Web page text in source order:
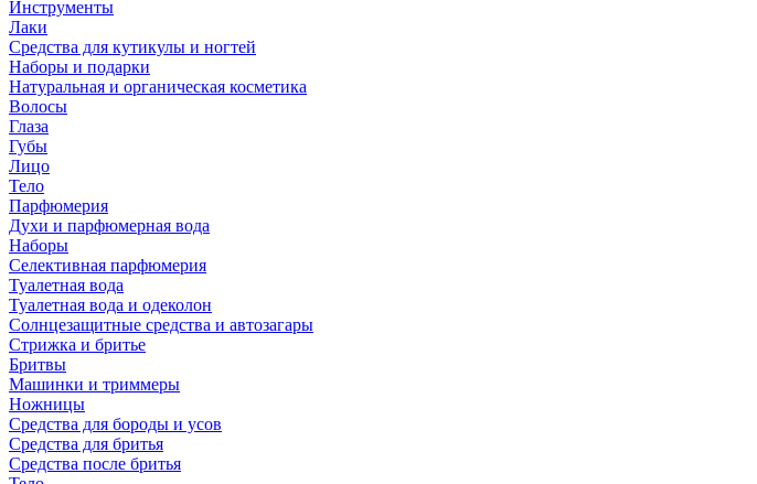
Инструменты
Лаки
Средства для кутикулы и ногтей
Наборы и подарки
Натуральная и органическая косметика
Волосы
Глаза
Губы
Лицо
Тело
Парфюмерия
Духи и парфюмерная вода
Наборы
Селективная парфюмерия
Туалетная вода
Туалетная вода и одеколон
Солнцезащитные средства и автозагары
Стрижка и бритье
Бритвы
Машинки и триммеры
Ножницы
Средства для бороды и усов
Средства для бритья
Средства после бритья